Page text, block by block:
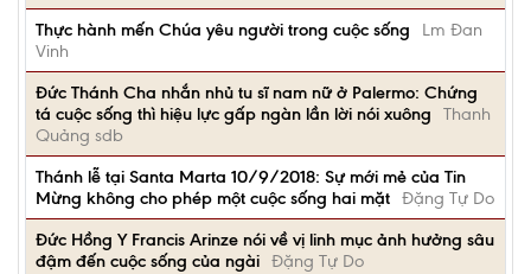
Thực hành mến Chúa yêu người trong cuộc sống
Lm Đan
Vinh
Đức Thánh Cha nhắn nhủ tu sĩ nam nữ ở Palermo: Chứng
tá cuộc sống thì hiệu lực gấp ngàn lần lời nói xuông
Thanh
Quảng sdb
Thánh lễ tại Santa Marta 10/9/2018: Sự mới mẻ của Tin
Mừng không cho phép một cuộc sống hai mặt Đặng Tự Do
Đức Hồng Y Francis Arinze nói về vị linh mục ảnh hưởng sâu
đậm đến cuộc sống của ngài Đặng Tự Do